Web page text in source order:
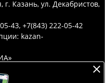
г. Казань, ул. Декабристов,
43, +7(843) 222-05-42
kazan-